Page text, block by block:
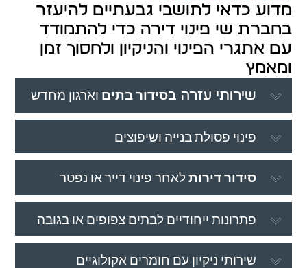
מדוע כדאי לתושבי גבעתיים להיעזר
בחברת שי פינוי דירה כדי להתמודד
עם אתגרי הפינוי והניקיון ולחסוך זמן
ומאמץ
שירותי עזרה בסידור בתים וארגון מחדש
פינוי פסולת בנייה ושיפוצים
סידור דירות לאחר פינוי דייר או נפטר
פתרונות ייחודיים לבתים צפופים או בגובה
שירותי ניקיון עם חומרים אקולוגיים